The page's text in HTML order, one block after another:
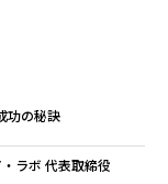
功の秘訣
ラボ 代表取締役